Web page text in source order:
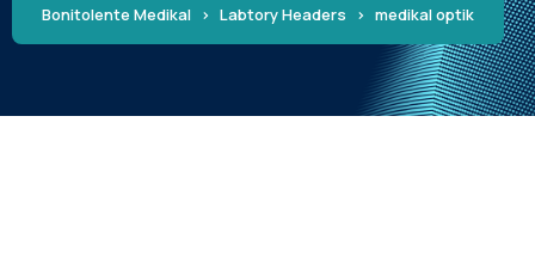
Bonitolente Medikal > Labtory Headers > medikal optik